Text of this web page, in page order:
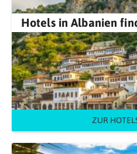
Hotels in Albanien
ZUR